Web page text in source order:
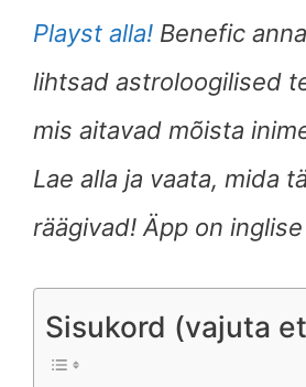
Playst alla! Benefic
lihtsad astroloogilised
mis aitavad mõista
Lae alla ja vaata, mida
räägivad! Äpp on
Sisukord (vajuta